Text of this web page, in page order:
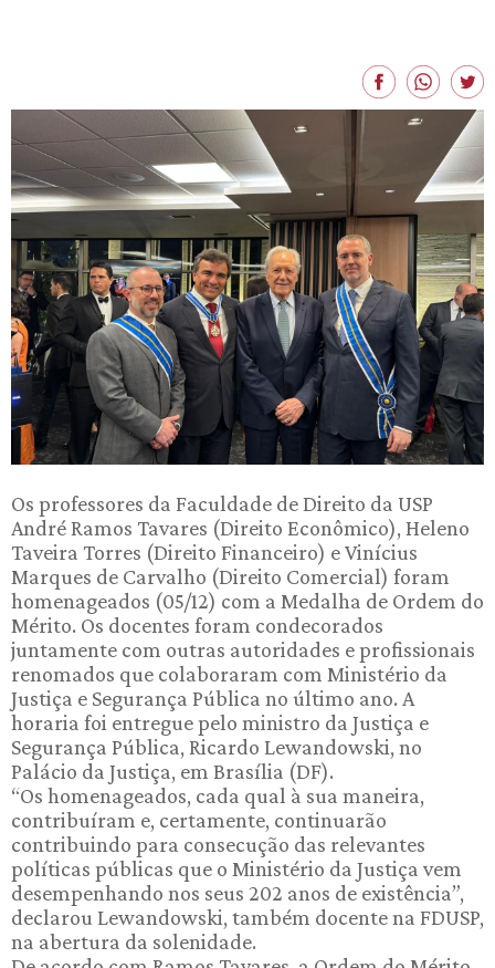
Os professores da Faculdade de Direito da USP
André Ramos Tavares (Direito Econômico), Heleno
Taveira Torres (Direito Financeiro) e Vinícius
Marques de Carvalho (Direito Comercial) foram
homenageados (05/12) com a Medalha de Ordem do
Mérito. Os docentes foram condecorados
juntamente com outras autoridades e profissionais
renomados que colaboraram com Ministério da
Justiça e Segurança Pública no último ano. A
horaria foi entregue pelo ministro da Justiça e
Segurança Pública, Ricardo Lewandowski, no
Palácio da Justiça, em Brasília (DF).
“Os homenageados, cada qual à sua maneira,
contribuíram e, certamente, continuarão
contribuindo para consecução das relevantes
políticas públicas que o Ministério da Justiça vem
desempenhando nos seus 202 anos de existência”,
declarou Lewandowski, também docente na FDUSP,
na abertura da solenidade.